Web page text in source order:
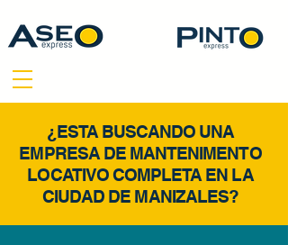
¿ESTA BUSCANDO UNA
EMPRESA DE MANTENIMENTO
LOCATIVO COMPLETA EN LA
CIUDAD DE MANIZALES?